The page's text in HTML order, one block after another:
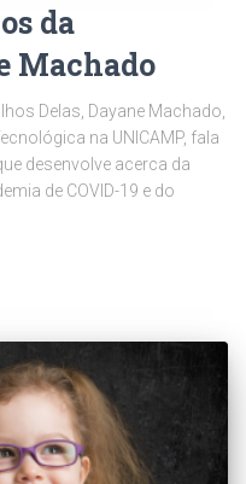
da
Machado
Delas, Dayane Machado,
na UNICAMP, fala
desenvolve acerca da
de COVID-19 e do